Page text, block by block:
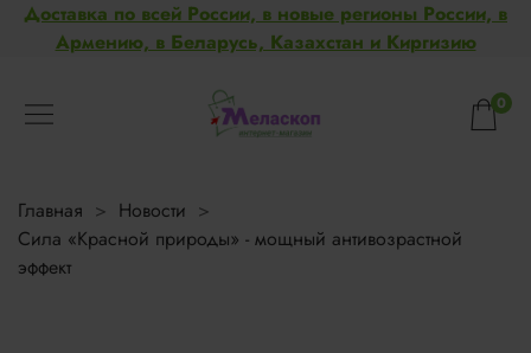
Доставка по всей России, в новые регионы России, в
Армению, в Беларусь, Казахстан и Киргизию
0
Главная
Новости
Сила «Красной природы» - мощный антивозрастной
эффект